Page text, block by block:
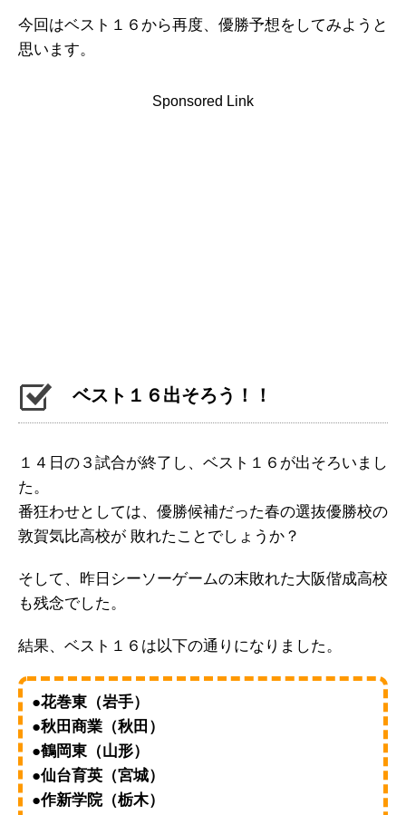
今回はベスト１６から再度、優勝予想をしてみようと
思います。
Sponsored Link
ベスト１６出そろう！！
１４日の３試合が終了し、ベスト１６が出そろいまし
た。
番狂わせとしては、優勝候補だった春の選抜優勝校の
敦賀気比高校が 敗れたことでしょうか？
そして、昨日シーソーゲームの末敗れた大阪偕成高校
も残念でした。
結果、ベスト１６は以下の通りになりました。
●花巻東（岩手）
●秋田商業（秋田）
●鶴岡東（山形）
●仙台育英（宮城）
●作新学院（栃木）